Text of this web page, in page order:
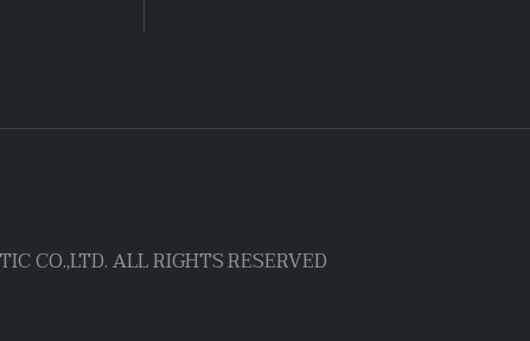
CO.,LTD. ALL RIGHTS RESERVED